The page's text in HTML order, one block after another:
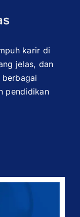
karir di
jelas, dan
pendidikan